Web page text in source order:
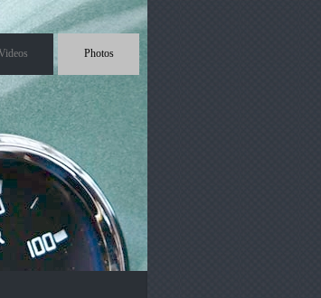
Photos